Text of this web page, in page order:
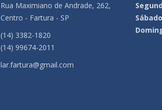
Rua Maximiano de Andrade, 262,
Centro - Fartura - SP
(14) 3382-1820
(14) 99674-2011
lar.fartura@gmail.com